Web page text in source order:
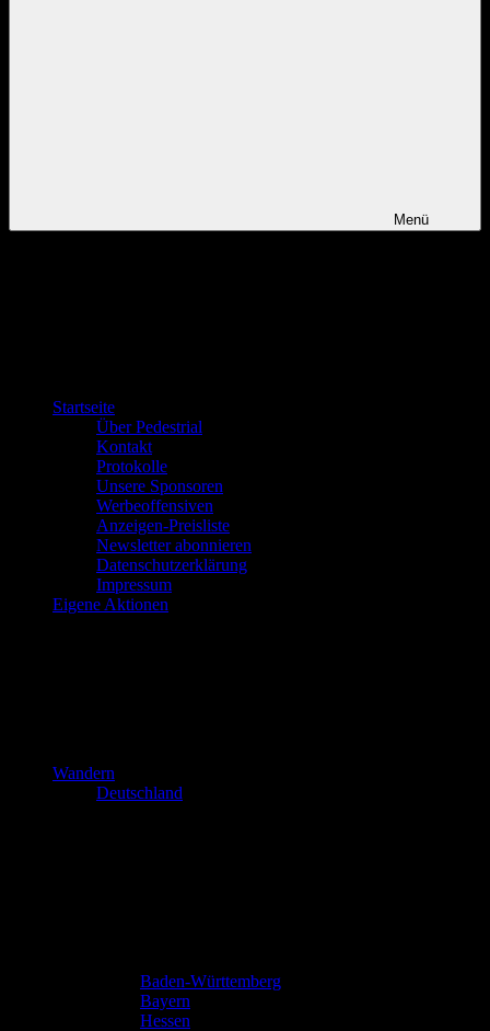
Menü
Startseite
Über Pedestrial
Kontakt
Protokolle
Unsere Sponsoren
Werbeoffensiven
Anzeigen-Preisliste
Newsletter abonnieren
Datenschutzerklärung
Impressum
Eigene Aktionen
Wandern
Deutschland
Baden-Württemberg
Bayern
Hessen